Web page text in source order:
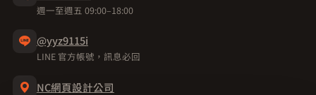
週一至週五 09:00–18:00
@yyz9115i
LINE 官方帳號，訊息必回
NC網頁設計公司